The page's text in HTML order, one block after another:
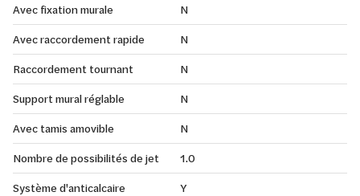
Avec fixation murale
N
Avec raccordement rapide
N
Raccordement tournant
N
Support mural réglable
N
Avec tamis amovible
N
Nombre de possibilités de jet
1.0
Système d'anticalcaire
Y